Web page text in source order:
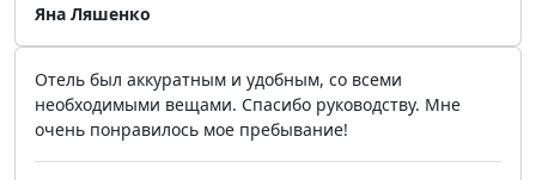
Яна Ляшенко
Отель был аккуратным и удобным, со всеми
необходимыми вещами. Спасибо руководству. Мне
очень понравилось мое пребывание!